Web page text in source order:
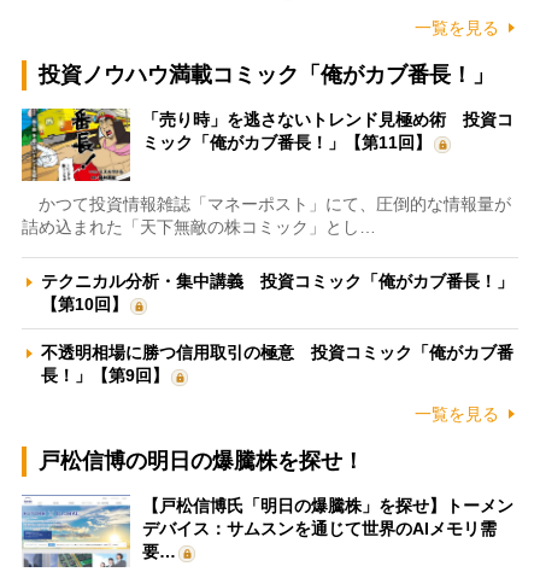
一覧を見る
投資ノウハウ満載コミック「俺がカブ番長！」
「売り時」を逃さないトレンド見極め術 投資コ
ミック「俺がカブ番長！」【第11回】
かつて投資情報雑誌「マネーポスト」にて、圧倒的な情報量が
詰め込まれた「天下無敵の株コミック」とし…
テクニカル分析・集中講義 投資コミック「俺がカブ番長！」
【第10回】
不透明相場に勝つ信用取引の極意 投資コミック「俺がカブ番
長！」【第9回】
一覧を見る
戸松信博の明日の爆騰株を探せ！
【戸松信博氏「明日の爆騰株」を探せ】トーメン
デバイス：サムスンを通じて世界のAIメモリ需
要…